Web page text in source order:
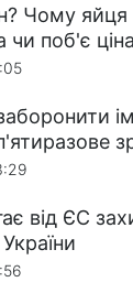
Чому яйця
поб'є
від ЄС